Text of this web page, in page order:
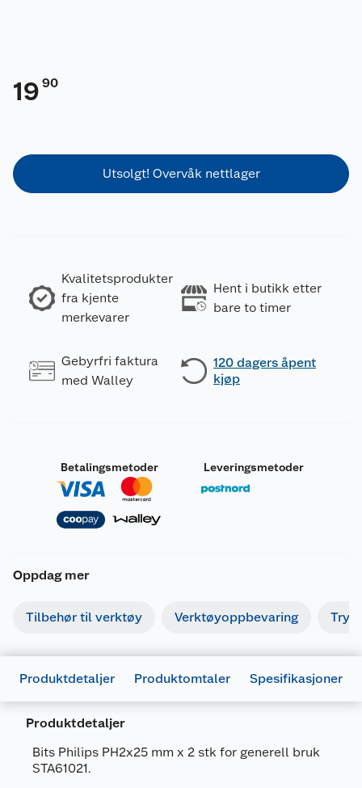
19 90
Utsolgt! Overvåk nettlager
Kvalitetsprodukter
fra kjente
merkevarer
Hent i butikk etter
bare to timer
Gebyrfri faktura
med Walley
120 dagers åpent
kjøp
Betalingsmetoder Leveringsmetoder
Oppdag mer
Tilbehør til verktøy Verktøyoppbevaring
Produktdetaljer Produktomtaler Spesifikasjoner
Produktdetaljer
Bits Philips PH2x25 mm x 2 stk for generell bruk
STA61021.